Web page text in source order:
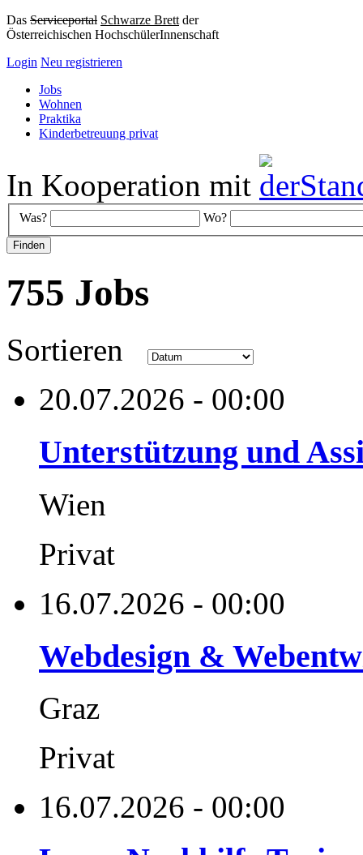
Das Serviceportal Schwarze Brett der
Österreichischen HochschülerInnenschaft
Login Neu registrieren
Jobs
Wohnen
Praktika
Kinderbetreuung privat
In Kooperation mit
Was? Wo?
755 Jobs
Sortieren
20.07.2026 - 00:00
Unterstützung und
Wien
Privat
16.07.2026 - 00:00
Webdesign &
Graz
Privat
16.07.2026 - 00:00